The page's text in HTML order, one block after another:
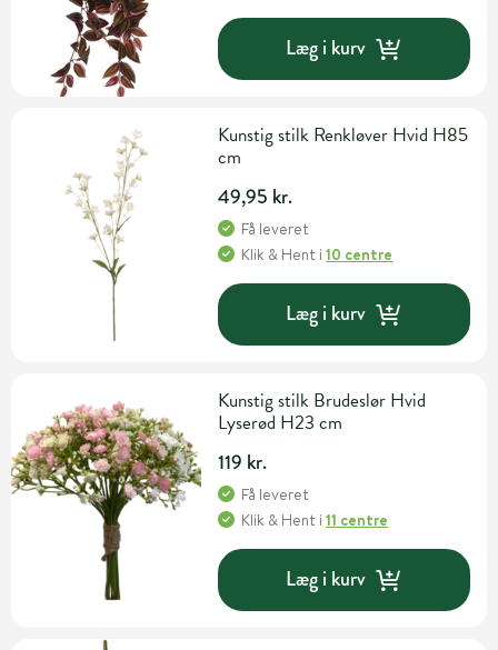
Læg i kurv
Kunstig stilk Renkløver Hvid H85
cm
49,95 kr.
Få leveret
Klik & Hent i10 centre
Læg i kurv
Kunstig stilk Brudeslør Hvid
Lyserød H23 cm
119 kr.
Få leveret
Klik & Hent i11 centre
Læg i kurv